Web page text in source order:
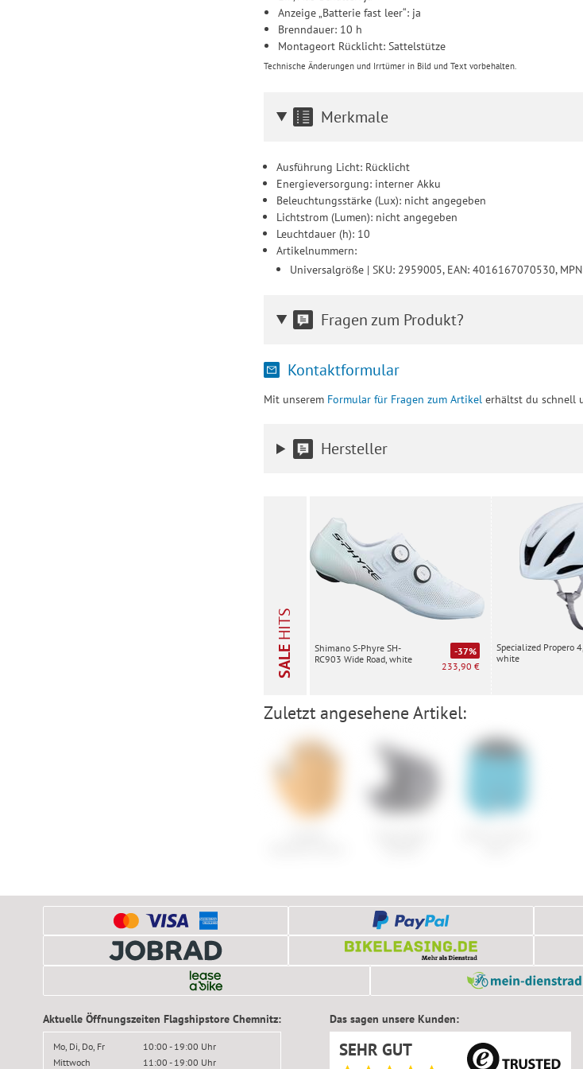
Anzeige „Batterie fast leer“: ja
Brenndauer: 10 h
Montageort Rücklicht: Sattelstütze
Technische Änderungen und Irrtümer in Bild und Text vorbehalten.
Merkmale
Ausführung Licht: Rücklicht
Energieversorgung: interner Akku
Beleuchtungsstärke (Lux): nicht angegeben
Lichtstrom (Lumen): nicht angegeben
Leuchtdauer (h): 10
Artikelnummern:
Universalgröße | SKU: 2959005, EAN: 4016167070530,
Fragen zum Produkt?
Kontaktformular
Mit unserem Formular für Fragen zum Artikelerhältst du schnell
Hersteller
SALE
HITS
Shimano S-Phyre SH-
RC903 Wide Road, white
-37%
233,90 €
Specialized Propero 4,
white
Zuletzt angesehene Artikel:
Aktuelle Öffnungszeiten Flagshipstore Chemnitz:
Mo, Di, Do, Fr
10:00 - 19:00 Uhr
Mittwoch
11:00 - 19:00 Uhr
Das sagen unsere Kunden:
SEHR GUT